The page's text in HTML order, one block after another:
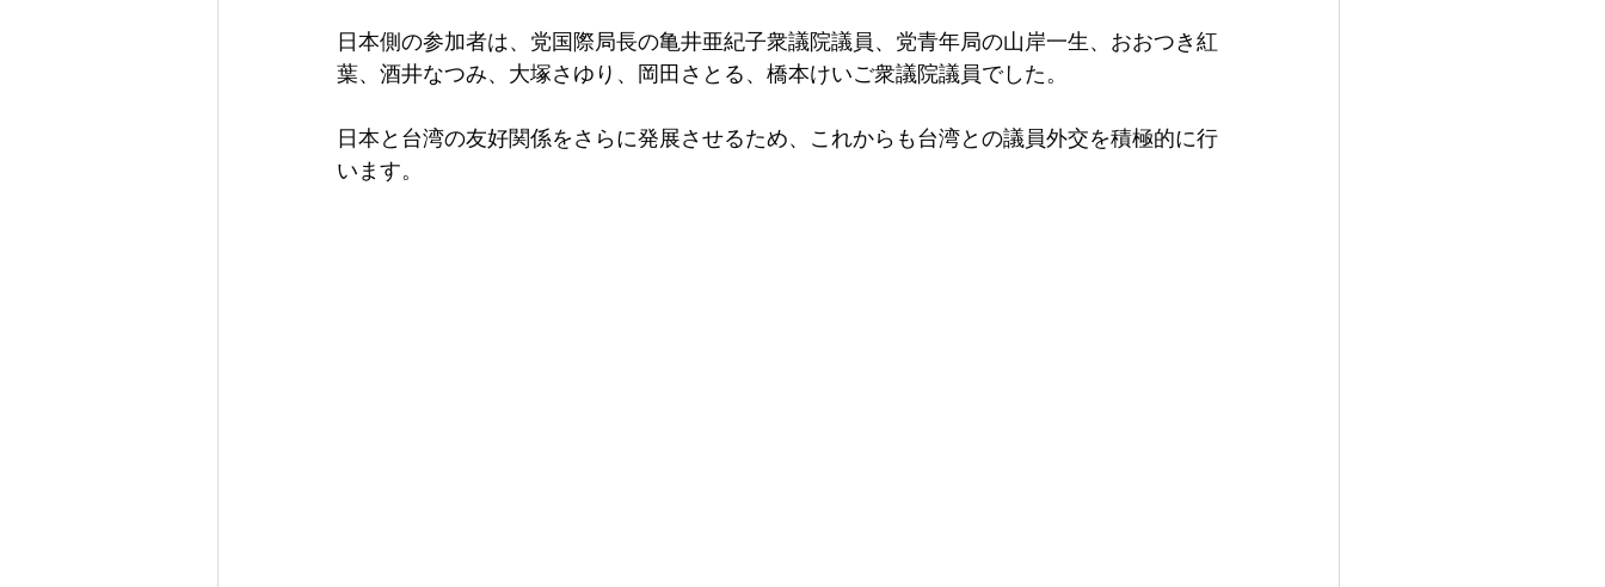
日本側の参加者は、党国際局長の亀井亜紀子衆議院議員、党青年局の山岸一生、おおつき紅
葉、酒井なつみ、大塚さゆり、岡田さとる、橋本けいご衆議院議員でした。
日本と台湾の友好関係をさらに発展させるため、これからも台湾との議員外交を積極的に行
います。